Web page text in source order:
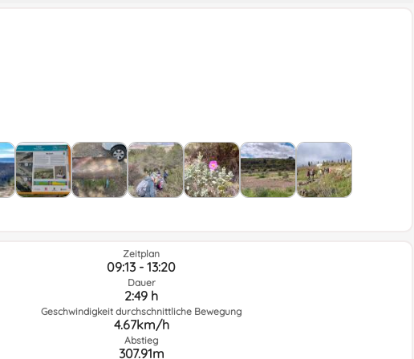
Zeitplan
09:13 - 13:20
Dauer
2:49 h
Geschwindigkeit durchschnittliche Bewegung
4.67km/h
Abstieg
307.91m